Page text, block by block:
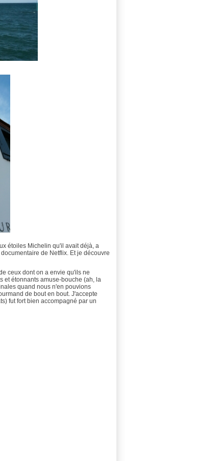
étoiles Michelin qu'il avait déjà, a
de Netflix. Et je découvre
ceux dont on a envie qu'ils ne
et étonnants amuse-bouche (ah, la
quand nous n'en pouvions
de bout en bout. J'accepte
fut fort bien accompagné par un